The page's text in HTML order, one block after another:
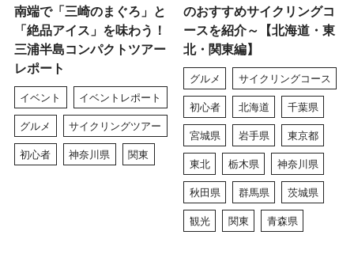
南端で「三崎のまぐろ」と
「絶品アイス」を味わう！
三浦半島コンパクトツアー
レポート
イベント イベントレポート
グルメ サイクリングツアー
初心者 神奈川県 関東
のおすすめサイクリングコ
ースを紹介～【北海道・東
北・関東編】
グルメ サイクリングコース
初心者 北海道 千葉県
宮城県 岩手県 東京都
東北 栃木県 神奈川県
秋田県 群馬県 茨城県
観光 関東 青森県